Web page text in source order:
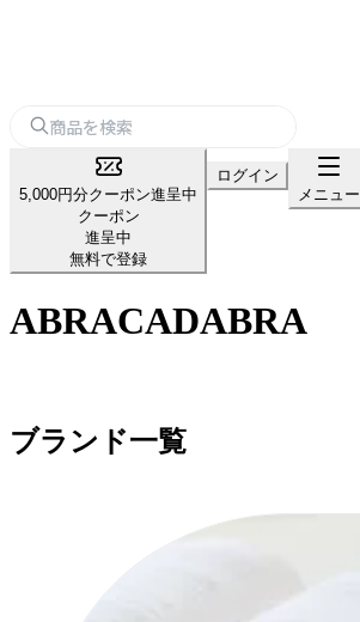
5,000円分クーポン進呈中
クーポン
進呈中
無料で登録
ログイン
メニュー
ABRACADABRA
ブランド一覧